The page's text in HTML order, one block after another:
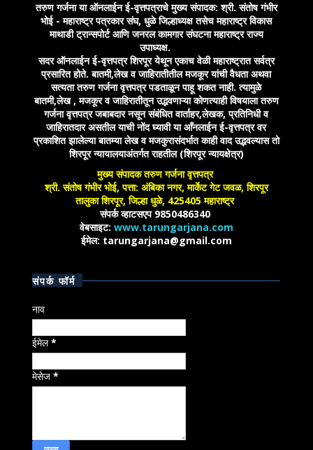
तरुण गर्जना या ऑनलाईन ई-वृत्तपत्राचे मुख्य संपादक: श्री. संतोष गंभीर
भोई - महाराष्ट्र पत्रकार संघ, धुळे जिल्हाध्यक्ष तसेच महाराष्ट्र विकास
माथाडी ट्रान्सपोर्ट आणि जनरल कामगार संघटना महाराष्ट्र राज्य
उपाध्यक्ष.
सदर ऑनलाईन ई-वृत्तपत्र शिरपूर येथून एकाच वेळी महाराष्ट्रात सर्वत्र
प्रसारित होते. बातमी,लेख व जाहिरातीतील मजकूर यांची वैधता अथवा
सत्यता तरुण गर्जना वृत्तपत्र पडताळून पाहू शकत नाही. त्यामुळे
बातमी,लेख , मजकूर व जाहिरातीतून उद्भवणाऱ्या कोणत्याही विषयाला तरुण
गर्जना वृत्तपत्र जबाबदार नसून संबंधित वार्ताहर,लेखक, प्रतिनिधी व
जाहिरातदार असतील याची नोंद घ्यावी या आँनलाईन ई-वृत्तपत्र वर
प्रकाशित झालेल्या बातम्या लेख व मजकुरासंदर्भात काही वाद उद्भवल्यास तो
शिरपूर न्यायालयाअंतर्गत राहतील (शिरपूर न्यायक्षेत्र)
मुख्य संपादक तरुण गर्जना वृत्तपत्र
श्री. संतोष गंभीर भोई, पत्ता: अंबिका नगर, मार्केट गेट जवळ, शिरपूर
तालुका शिरपूर, जिल्हा धुळे, 425405 महाराष्ट्र
संपर्क व्हाटसएप 9850486340
वेबसाइट: www.tarungarjana.com
ईमेल: tarungarjana@gmail.com
संपर्क फॉर्म
नाव
ईमेल*
मेसेज*